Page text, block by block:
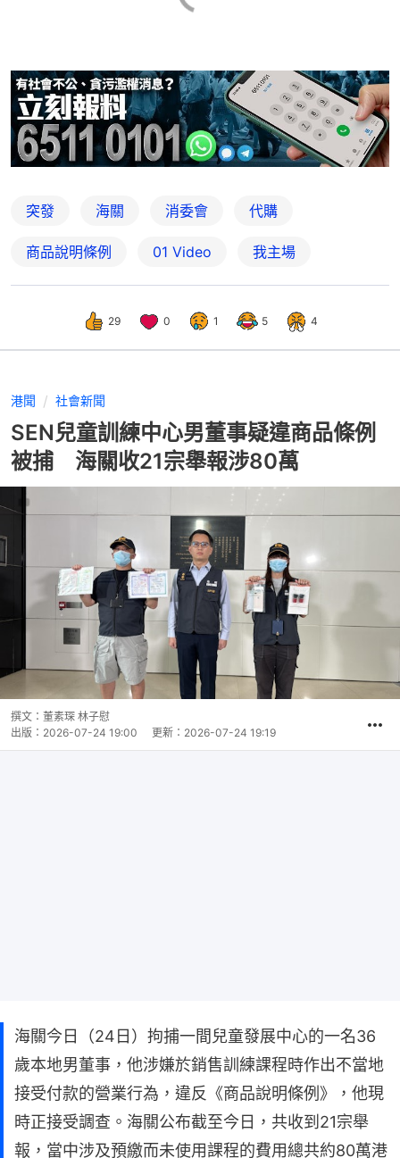
突發 海關 消委會 代購
商品說明條例 01 Video 我主場
29 0 1 5 4
港聞 社會新聞
SEN兒童訓練中心男董事疑違商品條例
被捕 海關收21宗舉報涉80萬
撰文： 董素琛 林子慰
出版： 2026-07-24 19:00 更新： 2026-07-24 19:19
海關今日（24日）拘捕一間兒童發展中心的一名36
歲本地男董事，他涉嫌於銷售訓練課程時作出不當地
接受付款的營業行為，違反《商品說明條例》，他現
時正接受調查。海關公布截至今日，共收到21宗舉
報，當中涉及預繳而未使用課程的費用總共約80萬港